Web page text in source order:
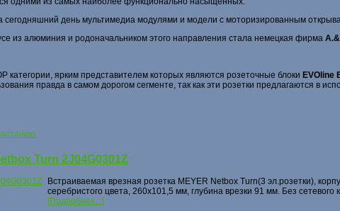
день мультимедиа модулями и модели с моторизированным
из алюминия и родоначальником этого направления стала немецкая фирма
категории, ярким представителем которых являются розеточные блоки EVOline
правда в самом дорогом сегменте, так как эти розетки предлагаются в
Turn 2J04G0301Z
Встраиваемая врезная розетка MEYER Netbox Turn(3 эл.розетки),
серебристого цвета, 260х101,5 мм, глубина врезки 91 мм. Без сетевого
[Подробнее...]